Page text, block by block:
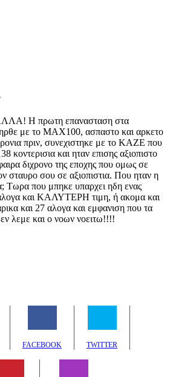
Η πρωτη επανασταση στα
με το ΜΑΧ100, ασπαστο και αρκετο
πριν, συνεχιστηκε με το ΚΑΖΕ που
κοντερισια και ηταν επισης αξιοπιστο
διχρονο της εποχης που ομως σε
σταυρο σου σε αξιοπιστια. Που ηταν η
Τωρα που μπηκε υπαρχει ηδη ενας
και ΚΑΛΥΤΕΡΗ τιμη, ή ακομα και
και 27 αλογα και εμφανιση που τα
λεμε και ο νοων νοειτω!!!!
FACEBOOK TWITTER